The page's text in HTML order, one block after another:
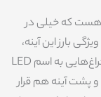
هست که خیلی در
بارز این آینه،
داشتن نورپردازی هست. این نورپردازی به‌وسیله چراغ‌هایی به اسم LED
پشت آینه هم قرار